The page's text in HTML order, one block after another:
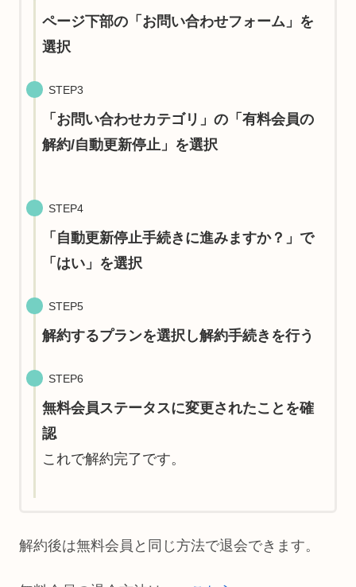
ページ下部の「お問い合わせフォーム」を
選択
STEP3
「お問い合わせカテゴリ」の「有料会員の
解約/自動更新停止」を選択
STEP4
「自動更新停止手続きに進みますか？」で
「はい」を選択
STEP5
解約するプランを選択し解約手続きを行う
STEP6
無料会員ステータスに変更されたことを確
認
これで解約完了です。
解約後は無料会員と同じ方法で退会できます。